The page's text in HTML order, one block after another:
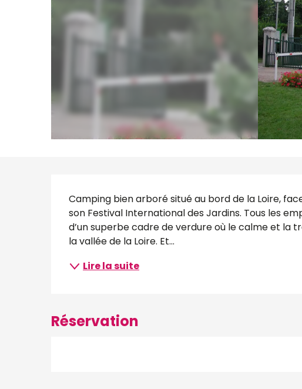
Description
Camping bien arboré situé au bord de la Loire,
son Festival International des Jardins. Tous les
d’un superbe cadre de verdure où le calme et la
la vallée de la Loire. Et...
Lire la suite
Réservation